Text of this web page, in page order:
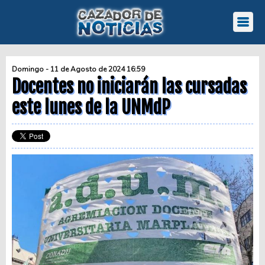
Domingo - 11 de Agosto de 2024 16:59
Docentes no iniciarán las cursadas
este lunes de la UNMdP